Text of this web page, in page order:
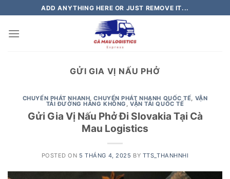
to
content
ADD ANYTHING HERE OR JUST REMOVE IT...
GỬI GIA VỊ NẤU PHỞ
CHUYỂN PHÁT NHANH,CHUYỂN PHÁT NHANH QUỐC TẾ, VẬN
TẢI ĐƯỜNG HÀNG KHÔNG , VẬN TẢI QUỐC TẾ
Gửi Gia Vị Nấu Phở Đi Slovakia Tại Cà
Mau Logistics
POSTED ON 5 THÁNG 4, 2025 BY TTS_THANHNHI